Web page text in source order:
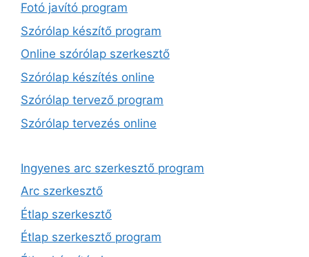
Fotó javító program
Szórólap készítő program
Online szórólap szerkesztő
Szórólap készítés online
Szórólap tervező program
Szórólap tervezés online
Ingyenes arc szerkesztő program
Arc szerkesztő
Étlap szerkesztő
Étlap szerkesztő program